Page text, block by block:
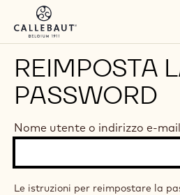
Skip to main content
REIMPOSTA
PASSWORD
Nome utente o indirizzo e-mail
Le istruzioni per reimpostare la